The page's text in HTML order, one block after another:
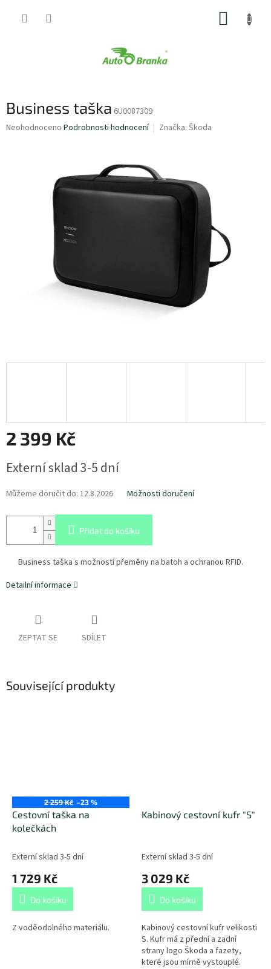
Business taška 6U0087309
Průměrné
Neohodnoceno Podrobnosti hodnocení Značka: Škoda
2 399 Kč
cena:
Externí sklad 3-5 dní
Můžeme doručit do: 12.8.2026 Možnosti doručení
Přidat do košíku
Business taška s možností přeměny na batoh a ochranou RFID.
Detailní informace
ZEPTAT SE SDÍLET
Související produkty
2 259 Kč –23 %
Cestovní taška na
kolečkách
Externí sklad 3-5 dní
1 729 Kč
Do košíku
Z voděodolného materiálu.
Kabinový cestovní kufr "S"
Externí sklad 3-5 dní
3 029 Kč
Do košíku
Kabinový cestovní kufr velikosti
S. Kufr má z přední a zadní
strany logo Škoda a fazety,
které jsou mírně vystouplé.